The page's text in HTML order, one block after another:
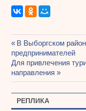
Навигация
по
записям
Предыдущая
запись:
В Выборгском
предпринимателей
Следующая
запись:
Для привлечения
направления
РЕПЛИКА